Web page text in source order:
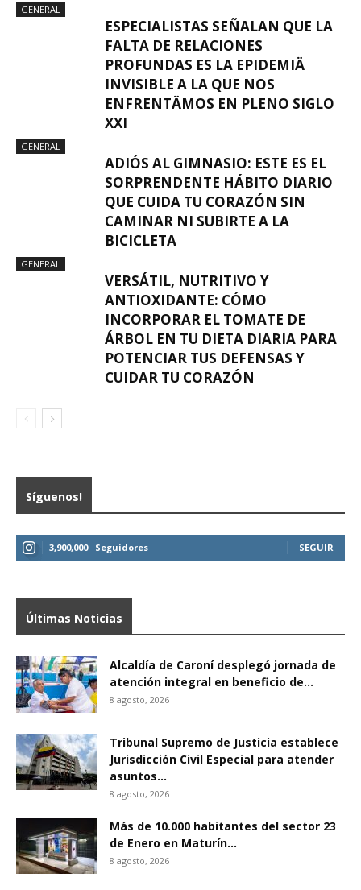
GENERAL
ESPECIALISTAS SEÑALAN QUE LA
FALTA DE RELACIONES
PROFUNDAS ES LA EPIDEMIÄ
INVISIBLE A LA QUE NOS
ENFRENTÄMOS EN PLENO SIGLO
XXI
GENERAL
ADIÓS AL GIMNASIO: ESTE ES EL
SORPRENDENTE HÁBITO DIARIO
QUE CUIDA TU CORAZÓN SIN
CAMINAR NI SUBIRTE A LA
BICICLETA
GENERAL
VERSÁTIL, NUTRITIVO Y
ANTIOXIDANTE: CÓMO
INCORPORAR EL TOMATE DE
ÁRBOL EN TU DIETA DIARIA PARA
POTENCIAR TUS DEFENSAS Y
CUIDAR TU CORAZÓN
Síguenos!
3,900,000 Seguidores SEGUIR
Últimas Noticias
Alcaldía de Caroní desplegó jornada de
atención integral en beneficio de...
8 agosto, 2026
Tribunal Supremo de Justicia establece
Jurisdicción Civil Especial para atender
asuntos...
8 agosto, 2026
Más de 10.000 habitantes del sector 23
de Enero en Maturín...
8 agosto, 2026